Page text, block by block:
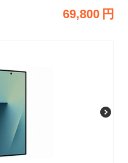
69,800 円